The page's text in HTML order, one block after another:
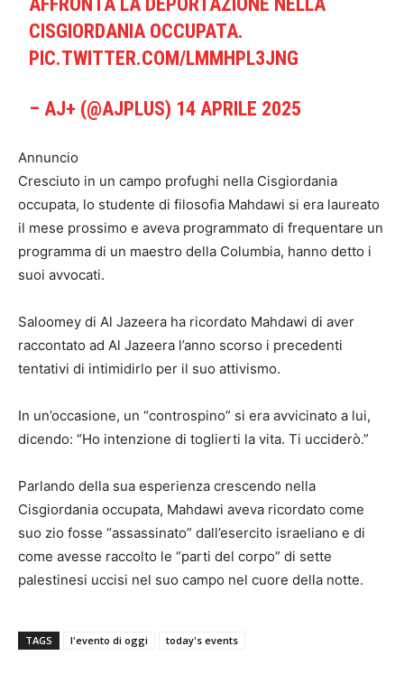
CISGIORDANIA OCCUPATA.
PIC.TWITTER.COM/LMMHPL3JNG
– AJ+ (@AJPLUS) 14 APRILE 2025
Annuncio
Cresciuto in un campo profughi nella Cisgiordania
occupata, lo studente di filosofia Mahdawi si era laureato
il mese prossimo e aveva programmato di frequentare un
programma di un maestro della Columbia, hanno detto i
suoi avvocati.
Saloomey di Al Jazeera ha ricordato Mahdawi di aver
raccontato ad Al Jazeera l’anno scorso i precedenti
tentativi di intimidirlo per il suo attivismo.
In un’occasione, un “controspino” si era avvicinato a lui,
dicendo: “Ho intenzione di toglierti la vita. Ti ucciderò.”
Parlando della sua esperienza crescendo nella
Cisgiordania occupata, Mahdawi aveva ricordato come
suo zio fosse “assassinato” dall’esercito israeliano e di
come avesse raccolto le “parti del corpo” di sette
palestinesi uccisi nel suo campo nel cuore della notte.
TAGS l'evento di oggi today's events